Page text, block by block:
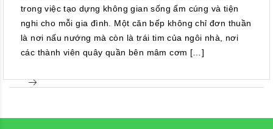
trong việc tạo dựng không gian sống ấm cúng và tiện
nghi cho mỗi gia đình. Một căn bếp không chỉ đơn thuần
là nơi nấu nướng mà còn là trái tim của ngôi nhà, nơi
các thành viên quây quần bên mâm cơm […]